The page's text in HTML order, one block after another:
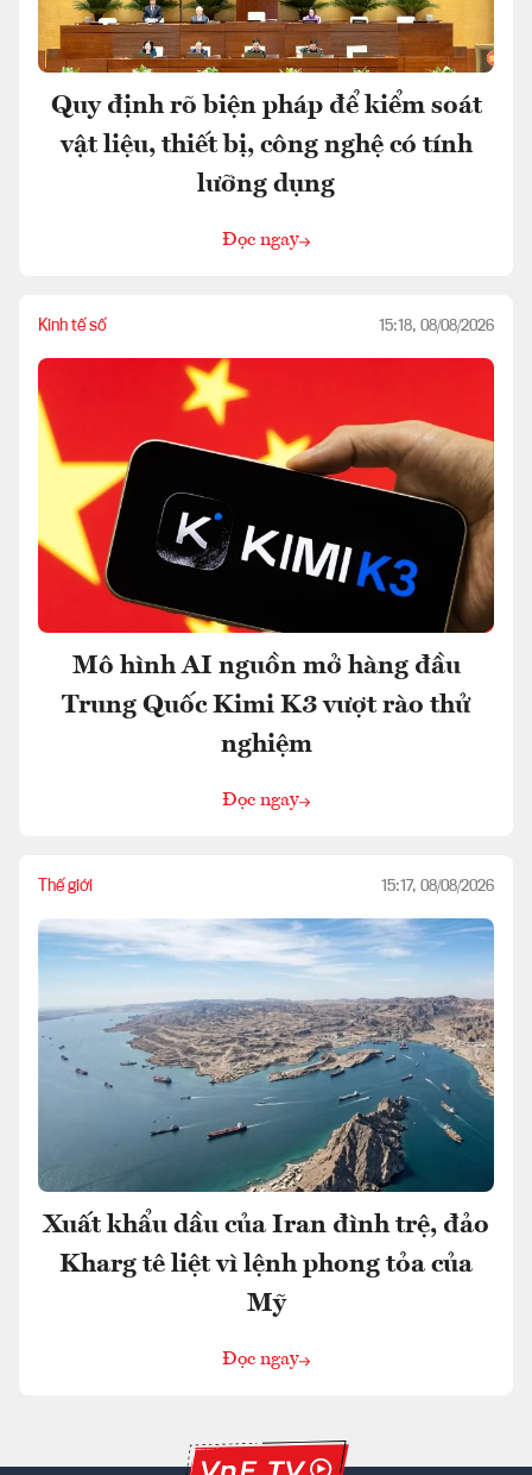
Quy định rõ biện pháp để kiểm soát
vật liệu, thiết bị, công nghệ có tính
lưỡng dụng
Đọc ngay
Kinh tế số 15:18, 08/08/2026
Mô hình AI nguồn mở hàng đầu
Trung Quốc Kimi K3 vượt rào thử
nghiệm
Đọc ngay
Thế giới 15:17, 08/08/2026
Xuất khẩu dầu của Iran đình trệ, đảo
Kharg tê liệt vì lệnh phong tỏa của
Mỹ
Đọc ngay